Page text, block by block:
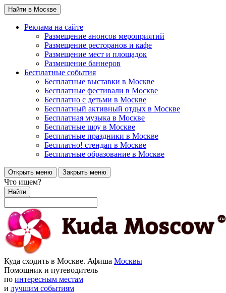
Найти в Москве
Реклама на сайте
Размещение анонсов мероприятий
Размещение ресторанов и кафе
Размещение мест и площадок
Размещение баннеров
Бесплатные события
Бесплатные выставки в Москве
Бесплатные фестивали в Москве
Бесплатно с детьми в Москве
Бесплатный активный отдых в Москве
Бесплатная музыка в Москве
Бесплатные шоу в Москве
Бесплатные праздники в Москве
Бесплатно! стендап в Москве
Бесплатные образование в Москве
Открыть меню Закрыть меню
Что ищем?
Найти
Куда сходить в Москве. Афиша Москвы
Помощник и путеводитель
по интересным местам
и лучшим событиям